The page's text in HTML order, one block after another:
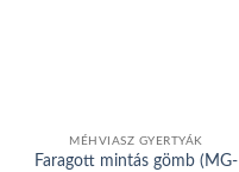
MÉHVIASZ GYERTYÁK
Faragott mintás gömb (MG-